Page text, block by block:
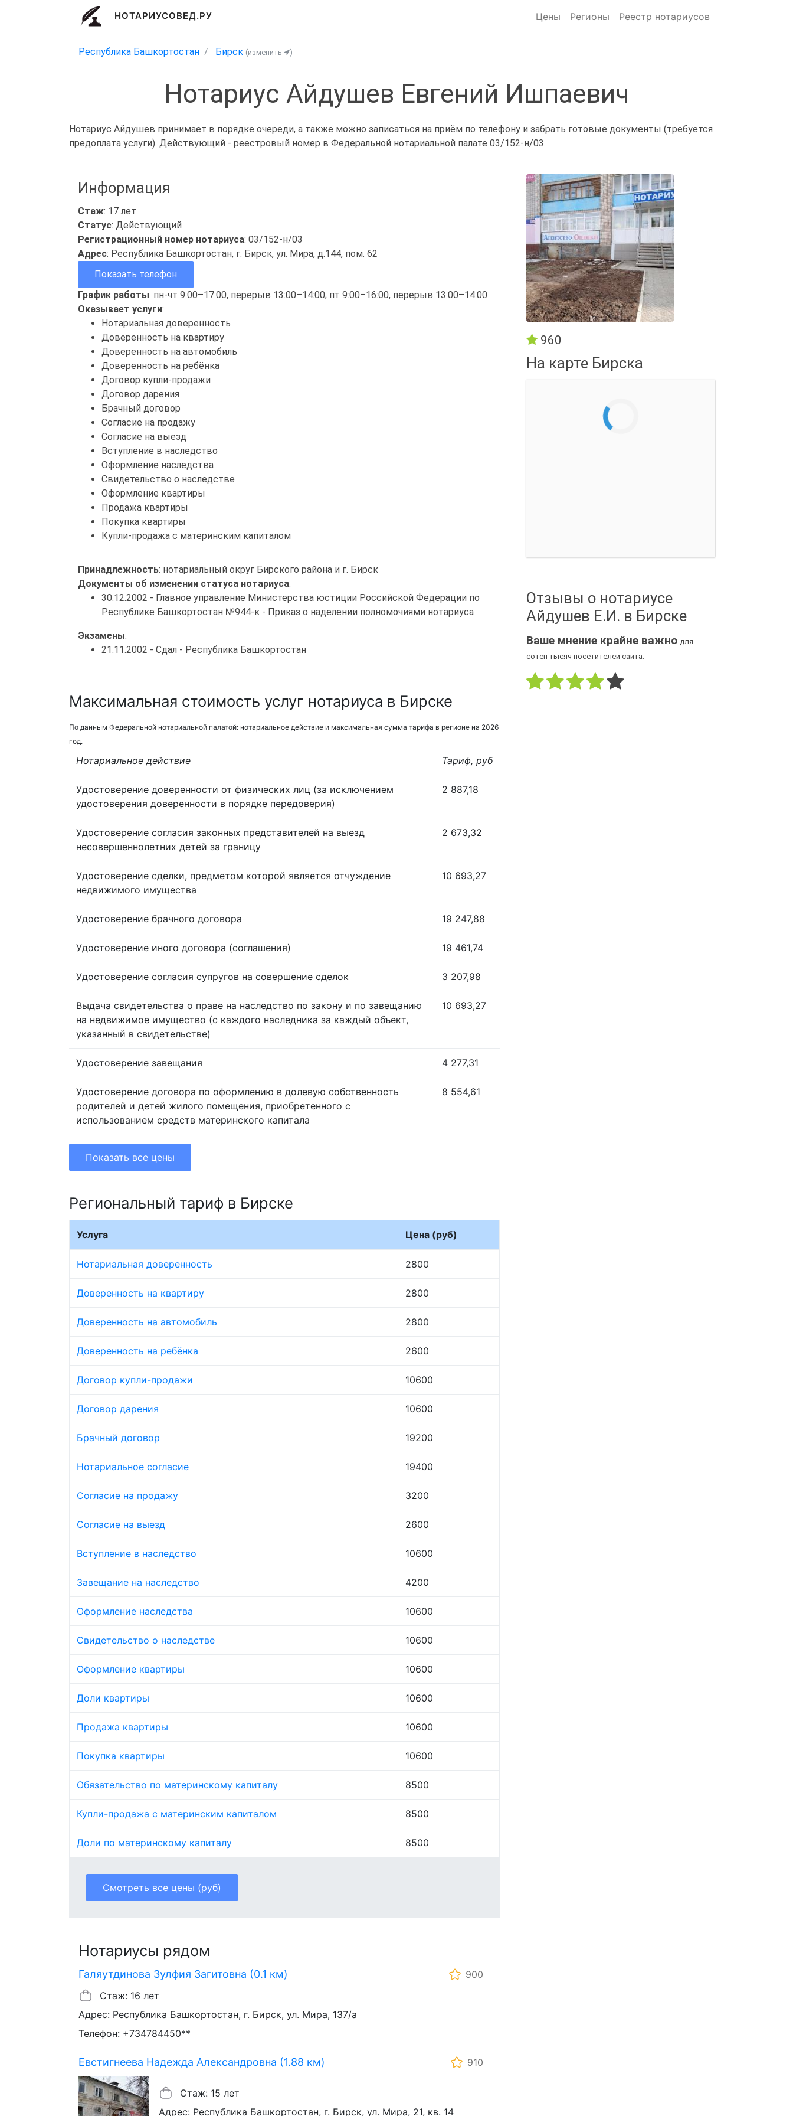
НОТАРИУСОВЕД.РУ Цены Регионы Реестр нотариусов
Республика Башкортостан Бирск (изменить )
Нотариус Айдушев Евгений Ишпаевич
Нотариус Айдушев принимает в порядке очереди, а также можно записаться на приём по телефону и забрать готовые документы (требуется
предоплата услуги). Действующий - реестровый номер в Федеральной нотариальной палате 03/152-н/03.
Информация
Стаж: 17 лет
Статус: Действующий
Регистрационный номер нотариуса: 03/152-н/03
Адрес: Республика Башкортостан, г. Бирск, ул. Мира, д.144, пом. 62
Показать телефон
График работы: пн-чт 9:00–17:00, перерыв 13:00–14:00; пт 9:00–16:00, перерыв 13:00–14:00
Оказывает услуги:
Нотариальная доверенность
Доверенность на квартиру
Доверенность на автомобиль
Доверенность на ребёнка
Договор купли-продажи
Договор дарения
Брачный договор
Согласие на продажу
Согласие на выезд
Вступление в наследство
Оформление наследства
Свидетельство о наследстве
Оформление квартиры
Продажа квартиры
Покупка квартиры
Купли-продажа с материнским капиталом
Принадлежность: нотариальный округ Бирского района и г. Бирск
Документы об изменении статуса нотариуса:
30.12.2002 - Главное управление Министерства юстиции Российской Федерации по
Республике Башкортостан №944-к - Приказ о наделении полномочиями нотариуса
Экзамены:
21.11.2002 - Сдал - Республика Башкортостан
Максимальная стоимость услуг нотариуса в Бирске
По данным Федеральной нотариальной палатой: нотариальное действие и максимальная сумма тарифа в регионе на 2026
год.
Нотариальное действие Тариф, руб
Удостоверение доверенности от физических лиц (за исключением
удостоверения доверенности в порядке передоверия)
2 887,18
Удостоверение согласия законных представителей на выезд
несовершеннолетних детей за границу
2 673,32
Удостоверение сделки, предметом которой является отчуждение
недвижимого имущества
10 693,27
Удостоверение брачного договора 19 247,88
Удостоверение иного договора (соглашения) 19 461,74
Удостоверение согласия супругов на совершение сделок 3 207,98
Выдача свидетельства о праве на наследство по закону и по завещанию
на недвижимое имущество (с каждого наследника за каждый объект,
указанный в свидетельстве)
10 693,27
Удостоверение завещания 4 277,31
Удостоверение договора по оформлению в долевую собственность
родителей и детей жилого помещения, приобретенного с
использованием средств материнского капитала
8 554,61
Показать все цены
Региональный тариф в Бирске
Услуга Цена (руб)
Нотариальная доверенность 2800
Доверенность на квартиру 2800
Доверенность на автомобиль 2800
Доверенность на ребёнка 2600
Договор купли-продажи 10600
Договор дарения 10600
Брачный договор 19200
Нотариальное согласие 19400
Согласие на продажу 3200
Согласие на выезд 2600
Вступление в наследство 10600
Завещание на наследство 4200
Оформление наследства 10600
Свидетельство о наследстве 10600
Оформление квартиры 10600
Доли квартиры 10600
Продажа квартиры 10600
Покупка квартиры 10600
Обязательство по материнскому капиталу 8500
Купли-продажа с материнским капиталом 8500
Доли по материнскому капиталу 8500
Смотреть все цены (руб)
Нотариусы рядом
Галяутдинова Зулфия Загитовна (0.1 км)
900
Стаж: 16 лет
Адрес: Республика Башкортостан, г. Бирск, ул. Мира, 137/а
Телефон: +734784450**
Евстигнеева Надежда Александровна (1.88 км) 910
Стаж: 15 лет
Адрес: Республика Башкортостан, г. Бирск, ул. Мира, 21, кв. 14
960
На карте Бирска
Отзывы о нотариусе
Айдушев Е.И. в Бирске
Ваше мнение крайне важно для
сотен тысяч посетителей сайта.